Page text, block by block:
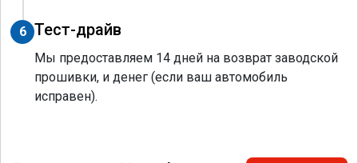
6 Тест-драйв
Мы предоставляем 14 дней на возврат заводской
прошивки, и денег (если ваш автомобиль
исправен).